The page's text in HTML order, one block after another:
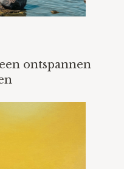
ontspannen